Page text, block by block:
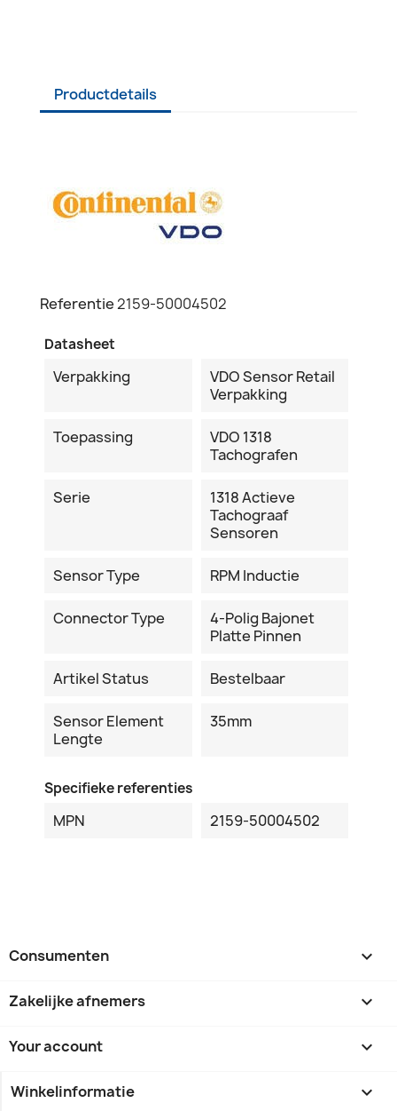
Productdetails
Referentie2159-50004502
Datasheet
Verpakking
VDO Sensor Retail
Verpakking
Toepassing
VDO 1318
Tachografen
Serie
1318 Actieve
Tachograaf
Sensoren
Sensor Type RPM Inductie
Connector Type
4-Polig Bajonet
Platte Pinnen
Artikel Status Bestelbaar
Sensor Element
Lengte
35mm
Specifieke referenties
MPN 2159-50004502
Consumenten 
Zakelijke afnemers 
Your account 
Winkelinformatie keyboard_arrow_down